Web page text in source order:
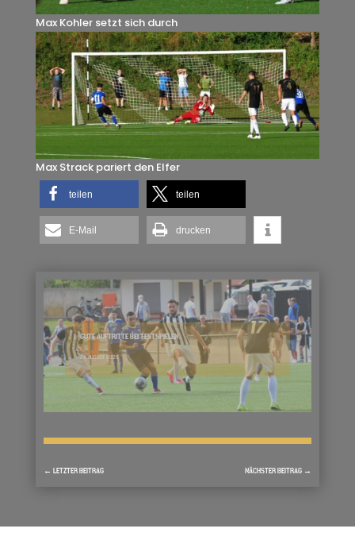
Max Kohler setzt sich durch
Max Strack pariert den Elfer
teilen teilen
E-Mail drucken
GUTE AUFTRITTE BEI TESTSPIELEN
24. AUGUST 2020
← LETZTER BEITRAG NÄCHSTER BEITRAG →